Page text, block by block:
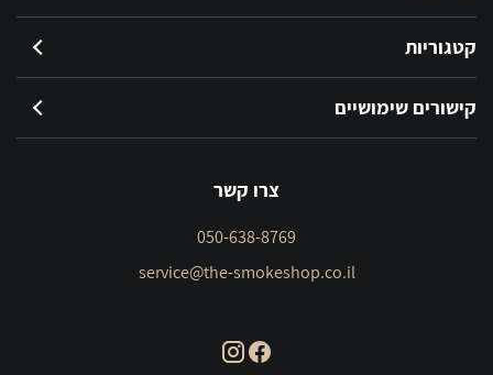
קטגוריות
קישורים שימושיים
צרו קשר
050-638-8769
service@the-smokeshop.co.il